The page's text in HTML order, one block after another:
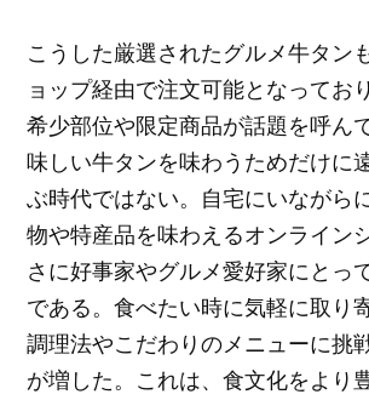
こうした厳選されたグルメ牛タン
ョップ経由で注文可能となってお
希少部位や限定商品が話題を呼ん
味しい牛タンを味わうためだけに
ぶ時代ではない。自宅にいながら
物や特産品を味わえるオンライン
さに好事家やグルメ愛好家にとっ
である。食べたい時に気軽に取り
調理法やこだわりのメニューに挑
が増した。これは、食文化をより